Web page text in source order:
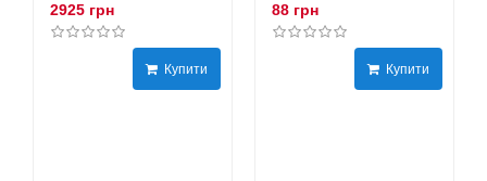
2925 грн
Купити
88 грн
Купити